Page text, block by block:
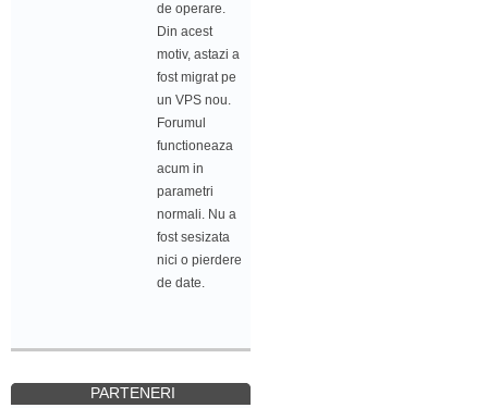
de operare.
Din acest
motiv, astazi a
fost migrat pe
un VPS nou.
Forumul
functioneaza
acum in
parametri
normali. Nu a
fost sesizata
nici o pierdere
de date.
PARTENERI